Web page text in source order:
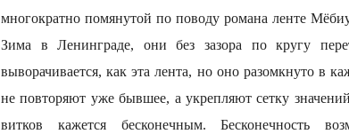
многократно помянутой по поводу романа ленте
Зима в Ленинграде, они без зазора по кругу
выворачивается, как эта лента, но оно разомкнуто в
не повторяют уже бывшее, а укрепляют сетку
витков кажется бесконечным. Бесконечность